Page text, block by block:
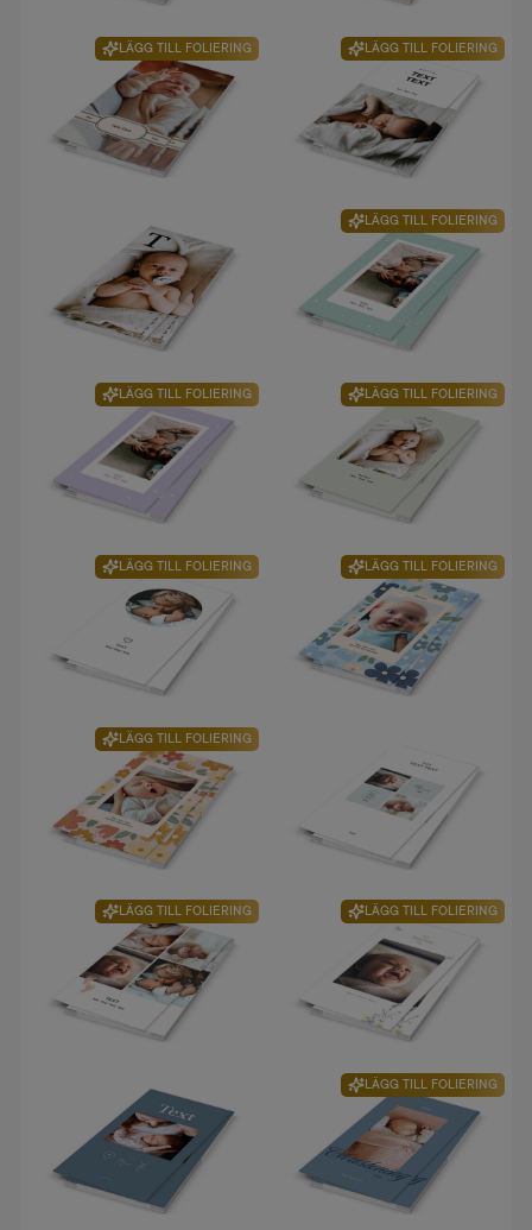
LÄGG TILL FOLIERING LÄGG TILL FOLIERING
LÄGG TILL FOLIERING
LÄGG TILL FOLIERING LÄGG TILL FOLIERING
LÄGG TILL FOLIERING LÄGG TILL FOLIERING
LÄGG TILL FOLIERING
LÄGG TILL FOLIERING LÄGG TILL FOLIERING
LÄGG TILL FOLIERING